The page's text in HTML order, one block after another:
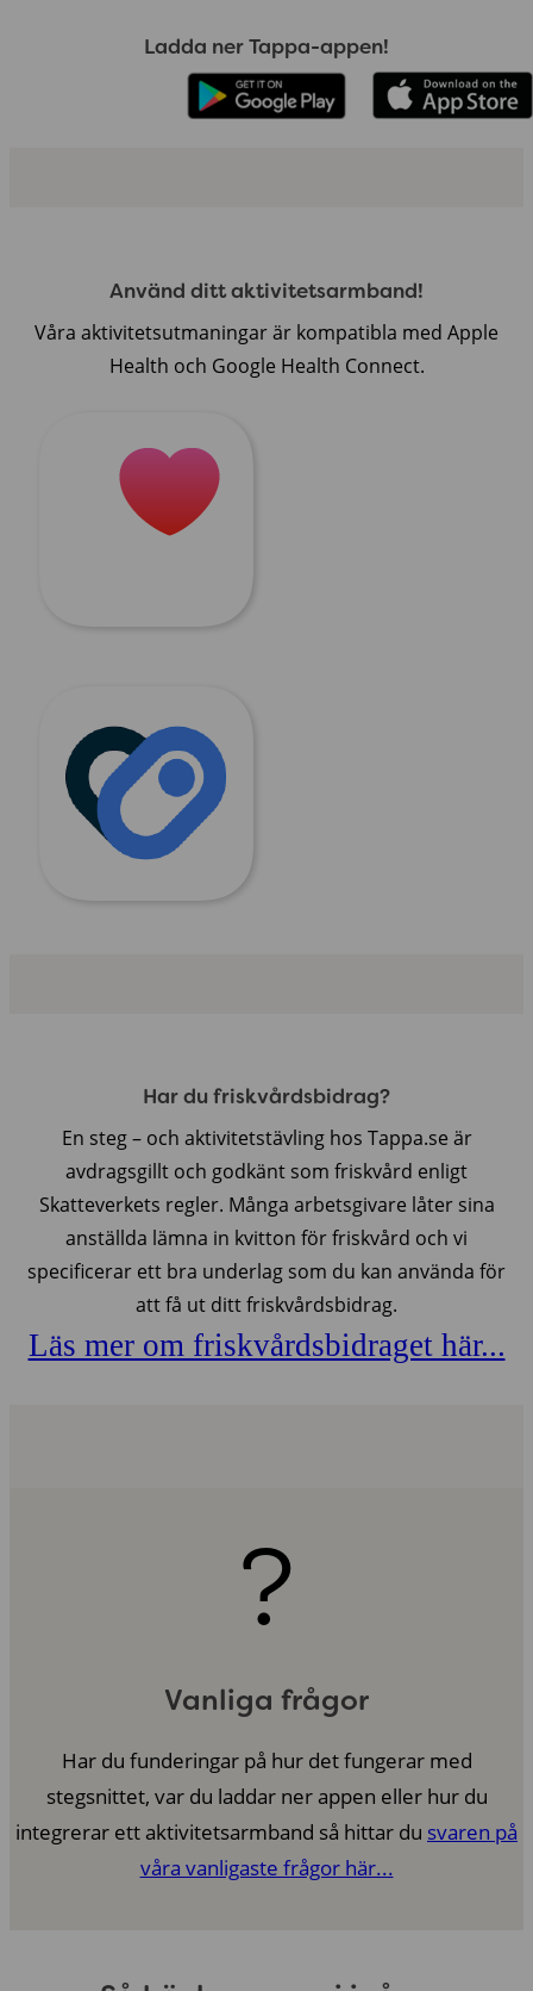
Ladda ner Tappa-appen!
Använd ditt aktivitetsarmband!
Våra aktivitetsutmaningar är kompatibla med Apple
Health och Google Health Connect.
Har du friskvårdsbidrag?
En steg – och aktivitetstävling hos Tappa.se är
avdragsgillt och godkänt som friskvård enligt
Skatteverkets regler. Många arbetsgivare låter sina
anställda lämna in kvitton för friskvård och vi
specificerar ett bra underlag som du kan använda för
att få ut ditt friskvårdsbidrag.
Läs mer om friskvårdsbidraget här...
?
Vanliga frågor
Har du funderingar på hur det fungerar med
stegsnittet, var du laddar ner appen eller hur du
integrerar ett aktivitetsarmband så hittar du svaren på
våra vanligaste frågor här...